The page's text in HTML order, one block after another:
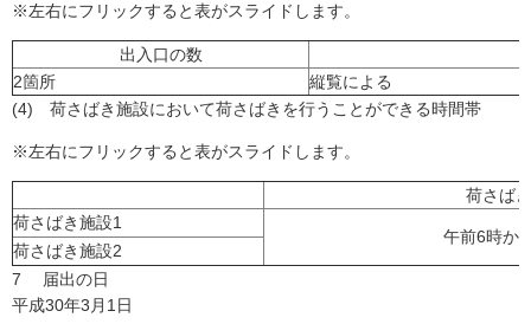
※左右にフリックすると表がスライドします。
出入口の数
2箇所
縦覧による
(4) 荷さばき施設において荷さばきを行うことができる時間帯
※左右にフリックすると表がスライドします。
荷さば
荷さばき施設1
午前6時か
荷さばき施設2
7 届出の日
平成30年3月1日